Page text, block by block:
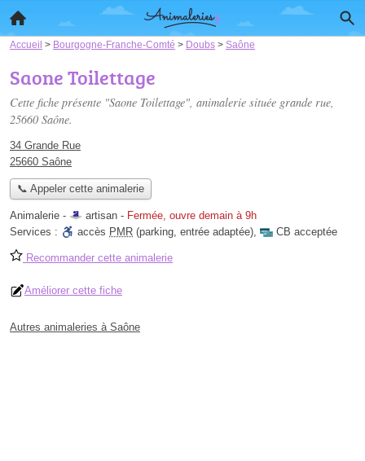
Accueil > Bourgogne-Franche-Comté > Doubs > Saône
Saone Toilettage
Cette fiche présente "Saone Toilettage", animalerie située grande rue,
25660 Saône.
34 Grande Rue
25660 Saône
📞 Appeler cette animalerie
Animalerie - artisan - Fermée, ouvre demain à 9h
Services :
accès PMR (parking, entrée adaptée), CB acceptée
Recommander cette animalerie
Améliorer cette fiche
Autres animaleries à Saône